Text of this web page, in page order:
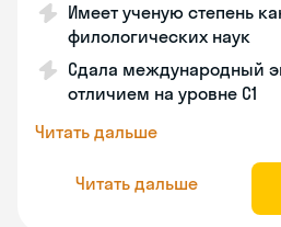
Имеет ученую степень
филологических наук
Сдала международный
отличием на уровне C1
Читать дальше
Читать дальше